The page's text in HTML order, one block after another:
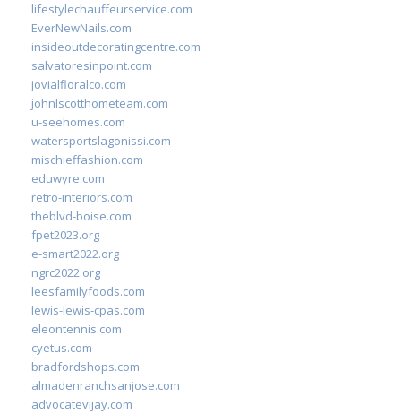
lifestylechauffeurservice.com
EverNewNails.com
insideoutdecoratingcentre.com
salvatoresinpoint.com
jovialfloralco.com
johnlscotthometeam.com
u-seehomes.com
watersportslagonissi.com
mischieffashion.com
eduwyre.com
retro-interiors.com
theblvd-boise.com
fpet2023.org
e-smart2022.org
ngrc2022.org
leesfamilyfoods.com
lewis-lewis-cpas.com
eleontennis.com
cyetus.com
bradfordshops.com
almadenranchsanjose.com
advocatevijay.com